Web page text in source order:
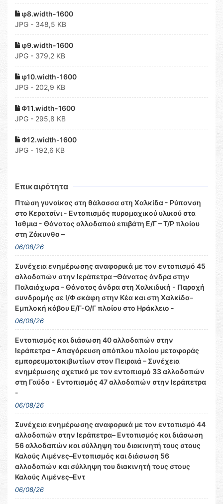
φ8.width-1600
JPG - 348,5 KB
φ9.width-1600
JPG - 379,2 KB
φ10.width-1600
JPG - 202,9 KB
Φ11.width-1600
JPG - 295,8 KB
Φ12.width-1600
JPG - 192,6 KB
Επικαιρότητα
Πτώση γυναίκας στη θάλασσα στη Χαλκίδα - Ρύπανση
στο Κερατσίνι - Εντοπισμός πυρομαχικού υλικού στα
Ίσθμια - Θάνατος αλλοδαπού επιβάτη Ε/Γ – Τ/Ρ πλοίου
στη Ζάκυνθο –
06/08/26
Συνέχεια ενημέρωσης αναφορικά με τον εντοπισμό 45
αλλοδαπών στην Ιεράπετρα –Θάνατος άνδρα στην
Παλαιόχωρα – Θάνατος άνδρα στη Χαλκιδική - Παροχή
συνδρομής σε Ι/Φ σκάφη στην Κέα και στη Χαλκίδα–
Εμπλοκή κάβου Ε/Γ-Ο/Γ πλοίου στο Ηράκλειο -
06/08/26
Εντοπισμός και διάσωση 40 αλλοδαπών στην
Ιεράπετρα – Απαγόρευση απόπλου πλοίου μεταφοράς
εμπορευματοκιβωτίων στον Πειραιά – Συνέχεια
ενημέρωσης σχετικά με τον εντοπισμό 33 αλλοδαπών
στη Γαύδο - Εντοπισμός 47 αλλοδαπών στην Ιεράπετρα
-
06/08/26
Συνέχεια ενημέρωσης αναφορικά με τον εντοπισμό 44
αλλοδαπών στην Ιεράπετρα– Εντοπισμός και διάσωση
56 αλλοδαπών και σύλληψη του διακινητή τους στους
Καλούς Λιμένες–Εντοπισμός και διάσωση 56
αλλοδαπών και σύλληψη του διακινητή τους στους
Καλούς Λιμένες–Εντ
06/08/26